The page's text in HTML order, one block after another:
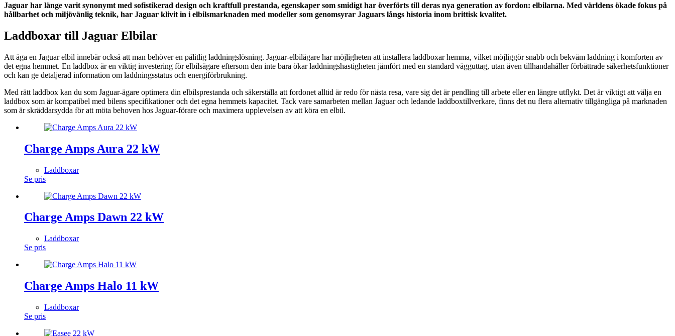
Jaguar har länge varit synonymt med sofistikerad design och kraftfull prestanda, egenskaper som smidigt har överförts till deras nya generation av fordon: elbilarna. Med världens ökade fokus på
hållbarhet och miljövänlig teknik, har Jaguar klivit in i elbilsmarknaden med modeller som genomsyrar Jaguars långs historia inom brittisk kvalitet.
Laddboxar till Jaguar Elbilar
Att äga en Jaguar elbil innebär också att man behöver en pålitlig laddningslösning. Jaguar-elbilägare har möjligheten att installera laddboxar hemma, vilket möjliggör snabb och bekväm laddning i komforten av
det egna hemmet. En laddbox är en viktig investering för elbilsägare eftersom den inte bara ökar laddningshastigheten jämfört med en standard vägguttag, utan även tillhandahåller förbättrade säkerhetsfunktioner
och kan ge detaljerad information om laddningsstatus och energiförbrukning.
Med rätt laddbox kan du som Jaguar-ägare optimera din elbilsprestanda och säkerställa att fordonet alltid är redo för nästa resa, vare sig det är pendling till arbete eller en längre utflykt. Det är viktigt att välja en
laddbox som är kompatibel med bilens specifikationer och det egna hemmets kapacitet. Tack vare samarbeten mellan Jaguar och ledande laddboxtillverkare, finns det nu flera alternativ tillgängliga på marknaden
som är skräddarsydda för att möta behoven hos Jaguar-förare och maximera upplevelsen av att köra en elbil.
Charge Amps Aura 22 kW
Laddboxar
Se pris
Charge Amps Dawn 22 kW
Laddboxar
Se pris
Charge Amps Halo 11 kW
Laddboxar
Se pris